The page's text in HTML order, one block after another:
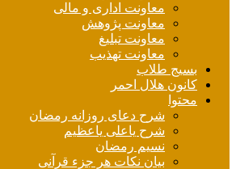
معاونت اداری و مالی
معاونت پژوهش
معاونت تبلیغ
معاونت تهذیب
بسیج طلاب
کانون هلال احمر
محتوا
شرح دعای روزانه رمضان
شرح یاعلی یاعظیم
نسیم رمضان
بیان نکات هر جزء قرآنی